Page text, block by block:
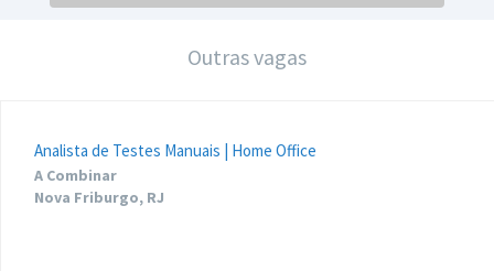
Outras vagas
Analista de Testes Manuais | Home Office
A Combinar
Nova Friburgo, RJ